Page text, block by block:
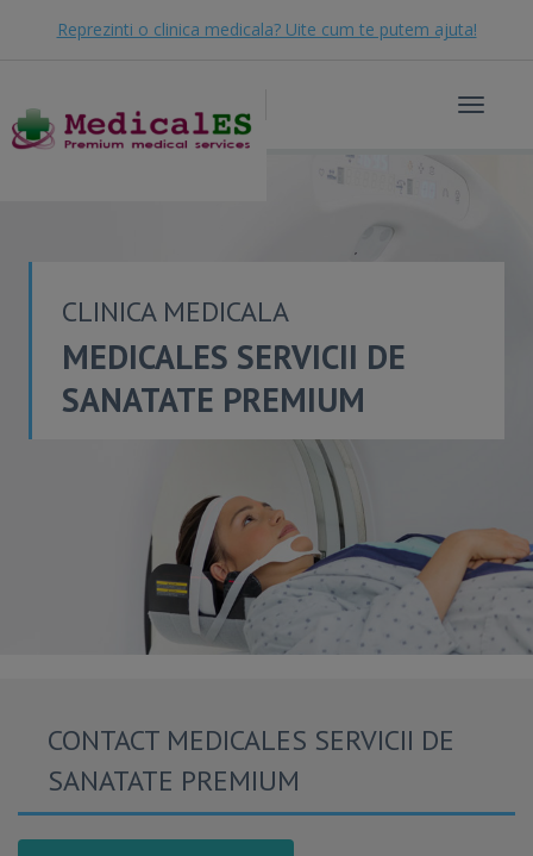
Reprezinti o clinica medicala? Uite cum te putem ajuta!
Toggle
CLINICA MEDICALA
MEDICALES SERVICII DE
SANATATE PREMIUM
CONTACT MEDICALES SERVICII DE
SANATATE PREMIUM